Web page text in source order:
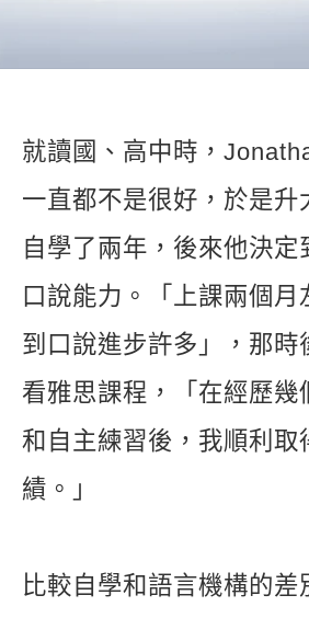
就讀國、高中時，
一直都不是很好，於是升
自學了兩年，後來他決定
口說能力。「上課兩個月
到口說進步許多」，那時
看雅思課程，「在經歷幾
和自主練習後，我順利取
績。」
比較自學和語言機構的